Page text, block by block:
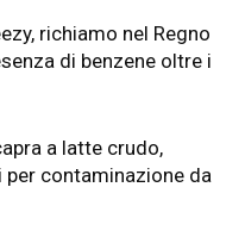
richiamo nel Regno
di benzene oltre i
a latte crudo,
contaminazione da